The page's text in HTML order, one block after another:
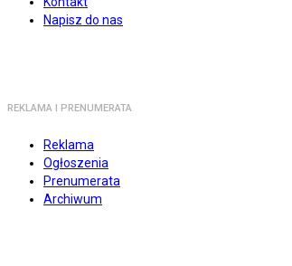
Napisz do nas
REKLAMA I PRENUMERATA
Reklama
Ogłoszenia
Prenumerata
Archiwum